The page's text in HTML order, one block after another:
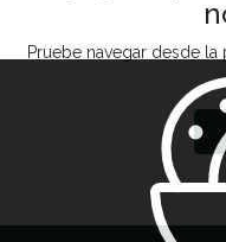
Pruebe navegar desde